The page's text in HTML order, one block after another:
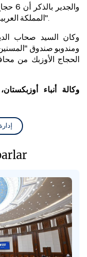
والجدير بالذكر أن 6 حجاج أوزبك من محافظة جيزّاخ
المملكة العربية السعودية بصفة "حجاج الرئيس الأوزبكي".
وكان السيد صحاب
ومندوبو صندوق
الحجاج الأوزبك من
وكالة أنباء